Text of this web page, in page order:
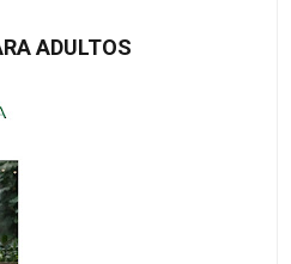
ADULTOS